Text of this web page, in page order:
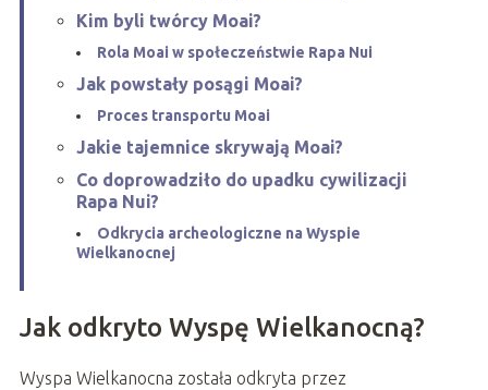
Kim byli twórcy Moai?
Rola Moai w społeczeństwie Rapa Nui
Jak powstały posągi Moai?
Proces transportu Moai
Jakie tajemnice skrywają Moai?
Co doprowadziło do upadku cywilizacji
Rapa Nui?
Odkrycia archeologiczne na Wyspie
Wielkanocnej
Jak odkryto Wyspę Wielkanocną?
Wyspa Wielkanocna została odkryta przez